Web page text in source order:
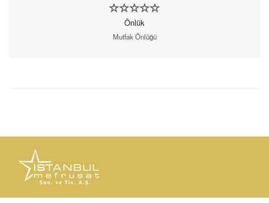
Önlük
Mutfak Önlüğü